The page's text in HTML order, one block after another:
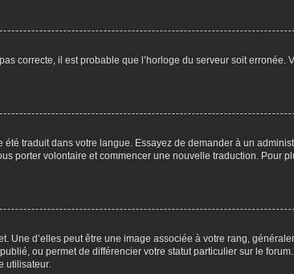
correcte, il est probable que l’horloge du serveur soit
traduit dans votre langue. Essayez de demander à un
porter volontaire et commencer une nouvelle traduction. Pour
Une d’elles peut être une image associée à votre rang,
ou permet de différencier votre statut particulier sur le
utilisateur.